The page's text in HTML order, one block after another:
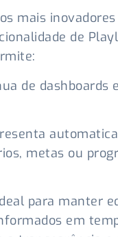
mais
de
de dashboards
metas ou
para manter
em